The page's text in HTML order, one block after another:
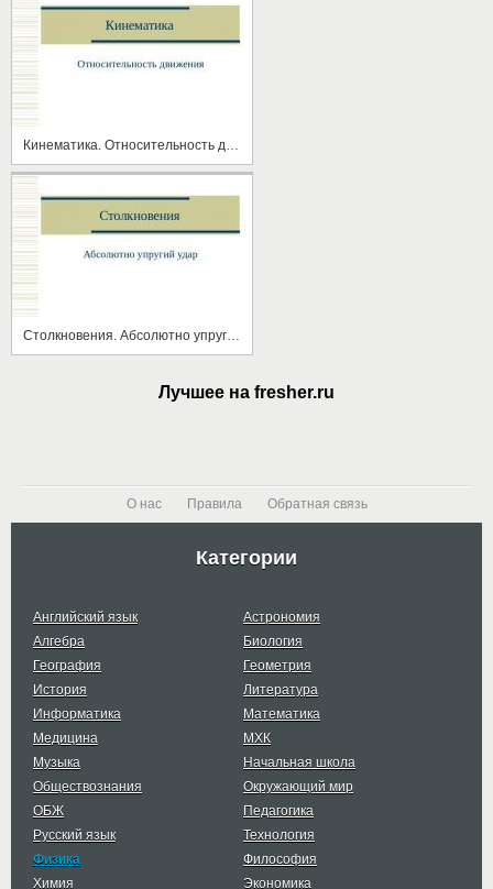
Лучшее на fresher.ru
О нас Правила Обратная связь
Категории
Английский язык
Астрономия
Алгебра
Биология
География
Геометрия
История
Литература
Информатика
Математика
Медицина
МХК
Музыка
Начальная школа
Обществознания
Окружающий мир
ОБЖ
Педагогика
Русский язык
Технология
Физика
Философия
Химия
Экономика